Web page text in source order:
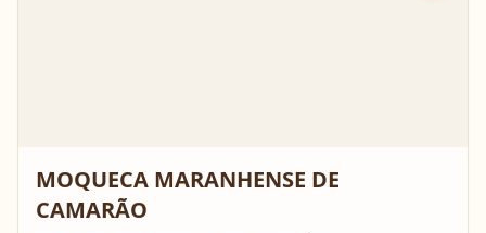
MOQUECA MARANHENSE DE
CAMARÃO